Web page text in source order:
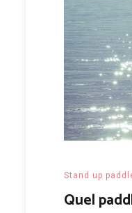
Stand up
Quel